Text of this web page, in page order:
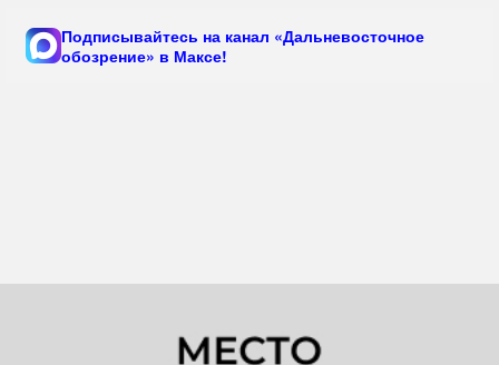
Подписывайтесь на канал «Дальневосточное
обозрение» в Максе!